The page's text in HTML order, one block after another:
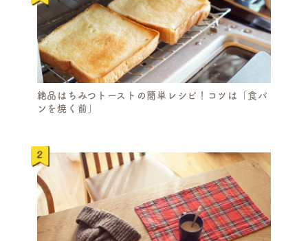
絶品はちみつトーストの簡単レシピ！コツは「食パ
ンを焼く前」